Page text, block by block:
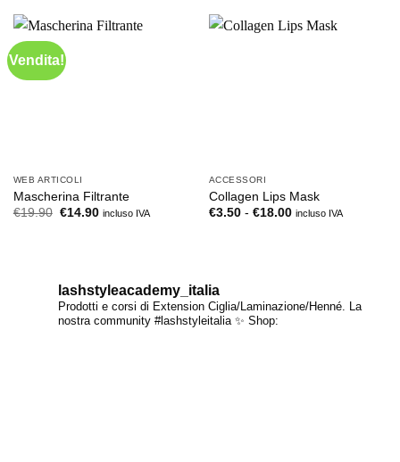
Vendita!
WEB ARTICOLI
Mascherina Filtrante
€19.90 Il
€14.90Ilincluso IVA
ACCESSORI
Collagen Lips Mask
€3.50 - €18.00Fascia
incluso IVA
lashstyleacademy_italia
Prodotti e corsi di Extension Ciglia/Laminazione/Henné. La
nostra community #lashstyleitalia ✨ Shop: